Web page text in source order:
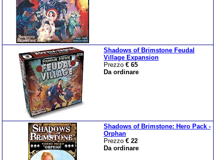
Shadows of Brimstone Feudal
Village Expansion
Prezzo € 65
Da ordinare
Shadows of Brimstone: Hero Pack -
Orphan
Prezzo € 22
Da ordinare